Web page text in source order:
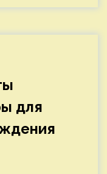
для